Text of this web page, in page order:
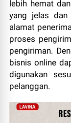
lebih hemat
yang jelas
alamat
proses
pengiriman.
bisnis online
digunakan
pelanggan.